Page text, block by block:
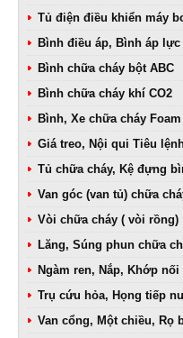
Tủ điện điều khiển máy
Bình điều áp, Bình áp lực
Bình chữa cháy bột ABC
Bình chữa cháy khí CO2
Bình, Xe chữa cháy Foam
Giá treo, Nội qui Tiêu
Tủ chữa cháy, Kệ đựng
Van góc (van tủ) chữa
Vòi chữa cháy ( vòi rồng)
Lăng, Súng phun chữa
Ngàm ren, Nắp, Khớp nối
Trụ cứu hỏa, Họng tiếp
Van cổng, Một chiều, Rọ